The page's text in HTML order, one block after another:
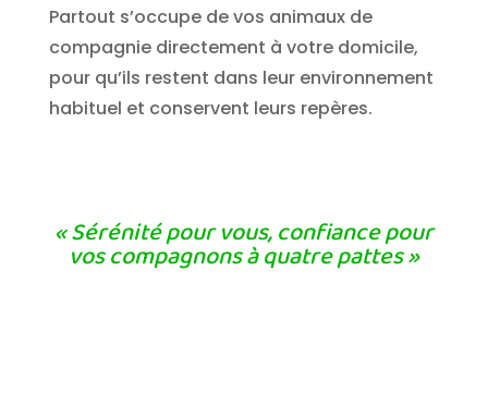
Partout s’occupe de vos animaux de
compagnie directement à votre domicile,
pour qu’ils restent dans leur environnement
habituel et conservent leurs repères.
« Sérénité pour vous, confiance pour
vos compagnons à quatre pattes »